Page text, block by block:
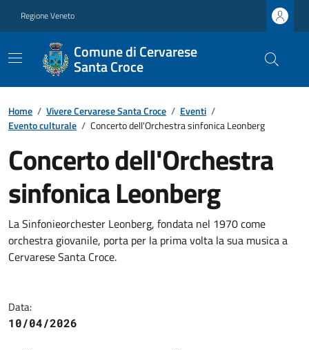
Regione Veneto
Comune di Cervarese
Santa Croce
Home / Vivere Cervarese Santa Croce / Eventi /
Evento culturale / Concerto dell'Orchestra sinfonica Leonberg
Concerto dell'Orchestra
sinfonica Leonberg
La Sinfonieorchester Leonberg, fondata nel 1970 come
orchestra giovanile, porta per la prima volta la sua musica a
Cervarese Santa Croce.
Data:
10/04/2026